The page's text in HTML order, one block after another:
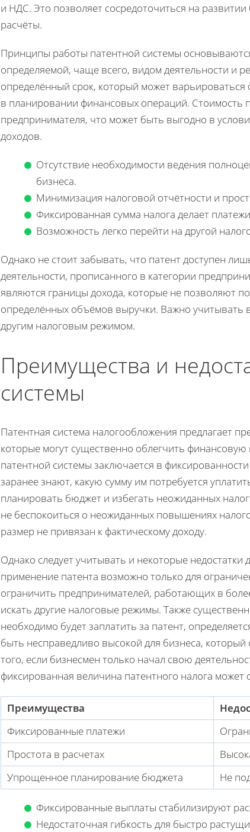
и НДС. Это позволяет сосредоточиться на
расчёты.
Принципы работы патентной системы
определяемой, чаще всего, видом деятельности и
определённый срок, который может варьироваться
в планировании финансовых операций. Стоимость
предпринимателя, что может быть выгодно в
доходов.
Отсутствие необходимости ведения
бизнеса.
Минимизация налоговой отчётности и
Фиксированная сумма налога делает
Возможность легко перейти на другой
Однако не стоит забывать, что патент доступен
деятельности, прописанного в категории
являются границы дохода, которые не позволяют
определённых объёмов выручки. Важно учитывать
другим налоговым режимом.
Преимущества и
системы
Патентная система налогообложения предлагает
которые могут существенно облегчить
патентной системы заключается в
заранее знают, какую сумму им потребуется
планировать бюджет и избегать неожиданных
не беспокоиться о неожиданных повышениях
размер не привязан к фактическому доходу.
Однако следует учитывать и некоторые
применение патента возможно только для
ограничить предпринимателей, работающих в
искать другие налоговые режимы. Также
необходимо будет заплатить за патент,
быть несправедливо высокой для бизнеса,
того, если бизнесмен только начал свою
фиксированная величина патентного налога может
Преимущества
Фиксированные платежи
Простота в расчетах
Упрощенное планирование бюджета
Не
Фиксированные выплаты стабилизируют
Недостаточная гибкость для быстро